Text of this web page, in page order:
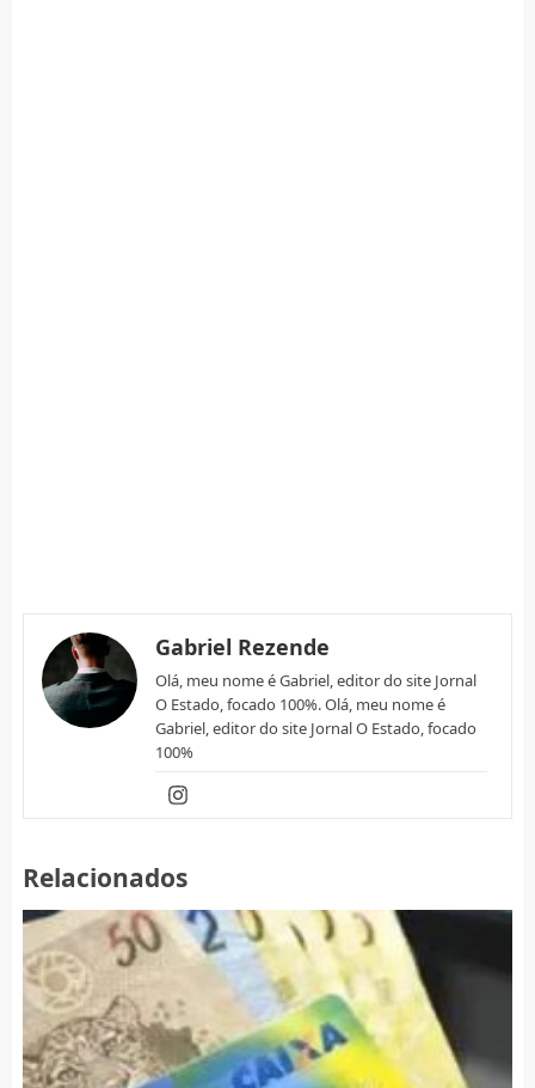
Gabriel Rezende
Olá, meu nome é Gabriel, editor do site Jornal
O Estado, focado 100%. Olá, meu nome é
Gabriel, editor do site Jornal O Estado, focado
100%
Relacionados